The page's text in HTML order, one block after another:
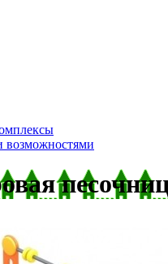
возможностями